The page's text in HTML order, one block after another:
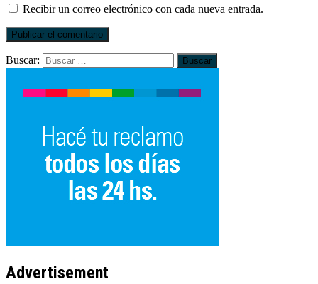
Recibir un correo electrónico con cada nueva entrada.
Buscar:
Advertisement